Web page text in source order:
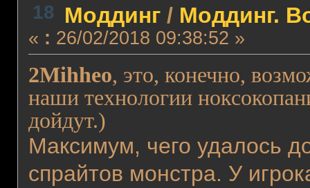
18 Моддинг/ Моддинг.
« : 26/02/2018 09:38:52 »
2Mihheo, это, конечно,
наши технологии
дойдут.)
Максимум, чего удалось
спрайтов монстра. У